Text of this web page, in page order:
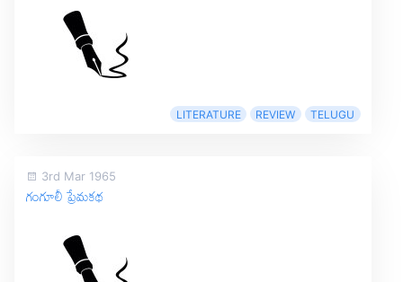
LITERATURE REVIEW TELUGU
3rd Mar 1965
గంగూలీ ప్రేమకథ